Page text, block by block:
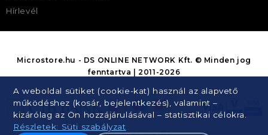
Hírlevél
A weboldal sütiket (cookie-kat) használ az alapvető
működéshez (kosár, bejelentkezés), valamint –
kizárólag az Ön hozzájárulásával – statisztikai célokra.
Részletek: Süti szabályzat
Microstore.hu - DS ONLINE NETWORK Kft. © Minden jog
fenntartva | 2011-2026